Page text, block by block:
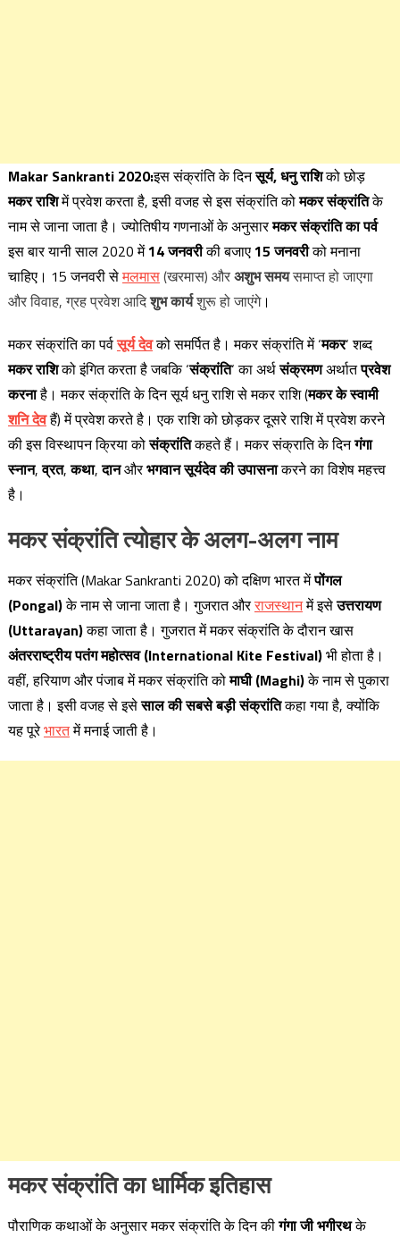
Makar Sankranti 2020:इस संक्रांति के दिनसूर्य,धनु राशिको छोड़
मकर राशिमें प्रवेश करता है, इसी वजह से इस संक्रांति कोमकर संक्रांतिके
नाम से जाना जाता है। ज्योतिषीय गणनाओं के अनुसारमकर संक्रांति का पर्व
इस बार यानी साल 2020 में14 जनवरीकी बजाए15 जनवरीको मनाना
चाहिए। 15 जनवरी सेमलमास(खरमास) औरअशुभ समयसमाप्त हो जाएगा
और विवाह, ग्रह प्रवेश आदिशुभ कार्यशुरू हो जाएंगे।
मकर संक्रांति का पर्वसूर्य देवको समर्पित है। मकर संक्रांति में ‘मकर‘ शब्द
मकर राशिको इंगित करता है जबकि ‘संक्रांति‘ का अर्थसंक्रमणअर्थातप्रवेश
करनाहै। मकर संक्रांति के दिन सूर्य धनु राशि से मकर राशि (मकर के स्वामी
शनि देवहैं) में प्रवेश करते है। एक राशि को छोड़कर दूसरे राशि में प्रवेश करने
की इस विस्थापन क्रिया कोसंक्रांतिकहते हैं। मकर संक्राति के दिनगंगा
स्नान,व्रत,कथा,दानऔरभगवान सूर्यदेव की उपासनाकरने का विशेष महत्त्व
है।
मकर संक्रांति त्योहार केअलग-अलग नाम
मकर संक्रांति (Makar Sankranti 2020) को दक्षिण भारत मेंपोंगल
(Pongal)के नाम से जाना जाता है। गुजरात औरराजस्थानमें इसेउत्तरायण
(Uttarayan)कहा जाता है। गुजरात में मकर संक्रांति के दौरान खास
अंतरराष्ट्रीय पतंग महोत्सव (International Kite Festival)भी होता है।
वहीं, हरियाण और पंजाब में मकर संक्रांति कोमाघी (Maghi)के नाम से पुकारा
जाता है। इसी वजह से इसेसाल की सबसे बड़ी संक्रांतिकहा गया है, क्योंकि
यह पूरेभारतमें मनाई जाती है।
मकर संक्रांति का धार्मिक इतिहास
पौराणिक कथाओं के अनुसार मकर संक्रांति के दिन कीगंगा जीभगीरथके